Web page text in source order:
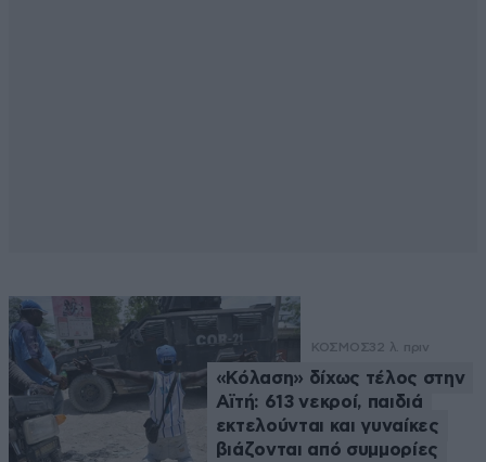
ΚΟΣΜΟΣ32 λ. πριν
«Κόλαση» δίχως τέλος στην
Αϊτή: 613 νεκροί, παιδιά
εκτελούνται και γυναίκες
βιάζονται από συμμορίες